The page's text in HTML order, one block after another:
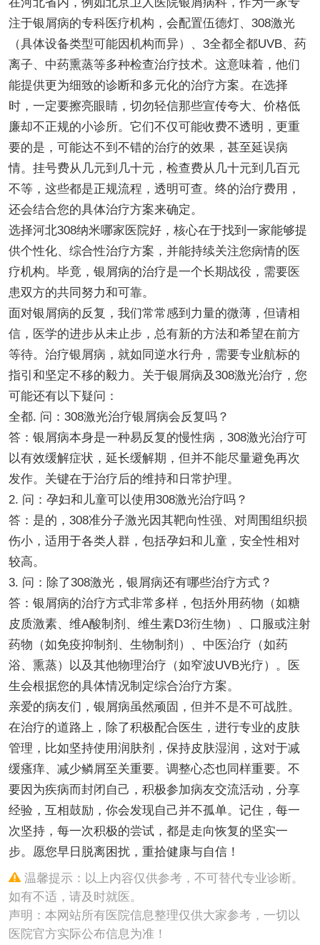
注于银屑病的专科医疗机构，会配置伍德灯、308激光
（具体设备类型可能因机构而异）、3全都全都UVB、药
离子、中药熏蒸等多种检查治疗技术。这意味着，他们
能提供更为细致的诊断和多元化的治疗方案。在选择
时，一定要擦亮眼睛，切勿轻信那些宣传夸大、价格低
廉却不正规的小诊所。它们不仅可能收费不透明，更重
要的是，可能达不到不错的治疗的效果，甚至延误病
情。挂号费从几元到几十元，检查费从几十元到几百元
不等，这些都是正规流程，透明可查。终的治疗费用，
还会结合您的具体治疗方案来确定。
选择河北308纳米哪家医院好，核心在于找到一家能够提
供个性化、综合性治疗方案，并能持续关注您病情的医
疗机构。毕竟，银屑病的治疗是一个长期战役，需要医
患双方的共同努力和可靠。
面对银屑病的反复，我们常常感到力量的微薄，但请相
信，医学的进步从未止步，总有新的方法和希望在前方
等待。治疗银屑病，就如同逆水行舟，需要专业航标的
指引和坚定不移的毅力。关于银屑病及308激光治疗，您
可能还有以下疑问：
全都. 问：308激光治疗银屑病会反复吗？
答：银屑病本身是一种易反复的慢性病，308激光治疗可
以有效缓解症状，延长缓解期，但并不能尽量避免再次
发作。关键在于治疗后的维持和日常护理。
2. 问：孕妇和儿童可以使用308激光治疗吗？
答：是的，308准分子激光因其靶向性强、对周围组织损
伤小，适用于各类人群，包括孕妇和儿童，安全性相对
较高。
3. 问：除了308激光，银屑病还有哪些治疗方式？
答：银屑病的治疗方式非常多样，包括外用药物（如糖
皮质激素、维A酸制剂、维生素D3衍生物）、口服或注射
药物（如免疫抑制剂、生物制剂）、中医治疗（如药
浴、熏蒸）以及其他物理治疗（如窄波UVB光疗）。医
生会根据您的具体情况制定综合治疗方案。
亲爱的病友们，银屑病虽然顽固，但并不是不可战胜。
在治疗的道路上，除了积极配合医生，进行专业的皮肤
管理，比如坚持使用润肤剂，保持皮肤湿润，这对于减
缓瘙痒、减少鳞屑至关重要。调整心态也同样重要。不
要因为疾病而封闭自己，积极参加病友交流活动，分享
经验，互相鼓励，你会发现自己并不孤单。记住，每一
次坚持，每一次积极的尝试，都是走向恢复的坚实一
步。愿您早日脱离困扰，重拾健康与自信！
温馨提示：以上内容仅供参考，不可替代专业诊断。
如有不适，请及时就医。
声明：本网站所有医院信息整理仅供大家参考，一切以
医院官方实际公布信息为准！